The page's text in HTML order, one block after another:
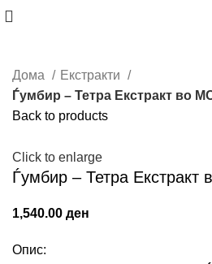
Дома
Екстракти
Ѓумбир – Тетра Екстракт во
Back to products
Click to enlarge
Ѓумбир – Тетра Екстракт
1,540.00 ден
Опис: